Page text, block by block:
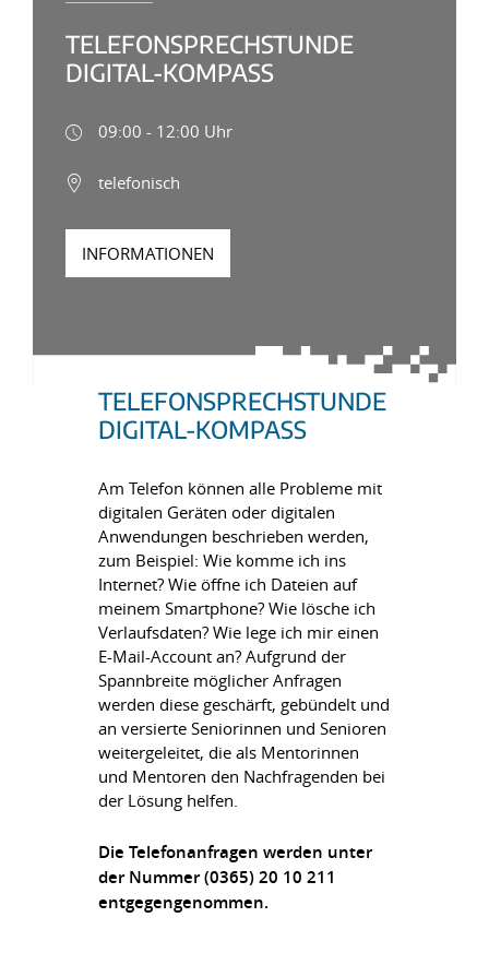
TELEFONSPRECHSTUNDE
DIGITAL-KOMPASS
09:00 - 12:00 Uhr
telefonisch
INFORMATIONEN
TELEFONSPRECHSTUNDE
DIGITAL-KOMPASS
Am Telefon können alle Probleme mit
digitalen Geräten oder digitalen
Anwendungen beschrieben werden,
zum Beispiel: Wie komme ich ins
Internet? Wie öffne ich Dateien auf
meinem Smartphone? Wie lösche ich
Verlaufsdaten? Wie lege ich mir einen
E-Mail-Account an? Aufgrund der
Spannbreite möglicher Anfragen
werden diese geschärft, gebündelt und
an versierte Seniorinnen und Senioren
weitergeleitet, die als Mentorinnen
und Mentoren den Nachfragenden bei
der Lösung helfen.
Die Telefonanfragen werden unter
der Nummer (0365) 20 10 211
entgegengenommen.